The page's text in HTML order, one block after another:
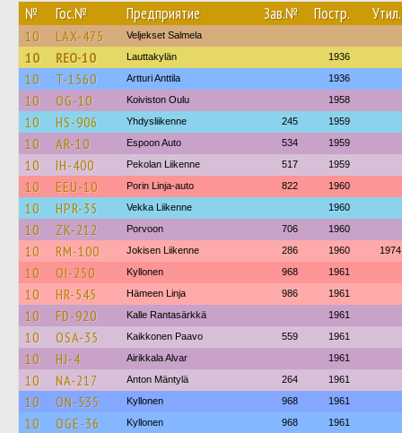
№ Гос.№ Предприятие Зав.№ Постр. Утил.
10 LAX-475 Veljekset Salmela
10 REO-10 Lauttakylän 1936
10 T-1560 Artturi Anttila 1936
10 OG-10 Koiviston Oulu 1958
10 HS-906 Yhdysliikenne 245 1959
10 AR-10 Espoon Auto 534 1959
10 IH-400 Pekolan Liikenne 517 1959
10 EEU-10 Porin Linja-auto 822 1960
10 HPR-35 Vekka Liikenne 1960
10 ZK-212 Porvoon 706 1960
10 RM-100 Jokisen Liikenne 286 1960 1974
10 OI-250 Kyllonen 968 1961
10 HR-545 Hämeen Linja 986 1961
10 FD-920 Kalle Rantasärkkä 1961
10 OSA-35 Kaikkonen Paavo 559 1961
10 HJ-4 Airikkala Alvar 1961
10 NA-217 Anton Mäntylä 264 1961
10 ON-535 Kyllonen 968 1961
10 OGE-36 Kyllonen 968 1961